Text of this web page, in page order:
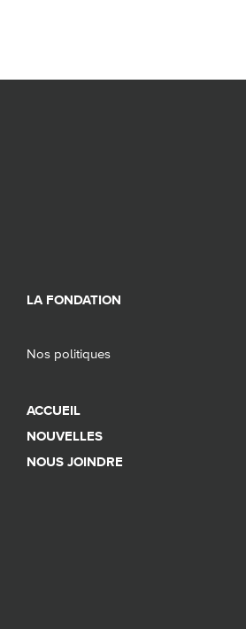
LA FONDATION
Nos politiques
ACCUEIL
NOUVELLES
NOUS JOINDRE